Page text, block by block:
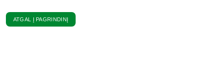
ATGAL Į PAGRINDINĮ